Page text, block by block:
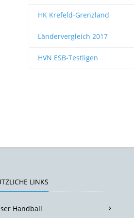
HK Krefeld-Grenzland
Ländervergleich 2017
HVN ESB-Testligen
LINKS
Handball